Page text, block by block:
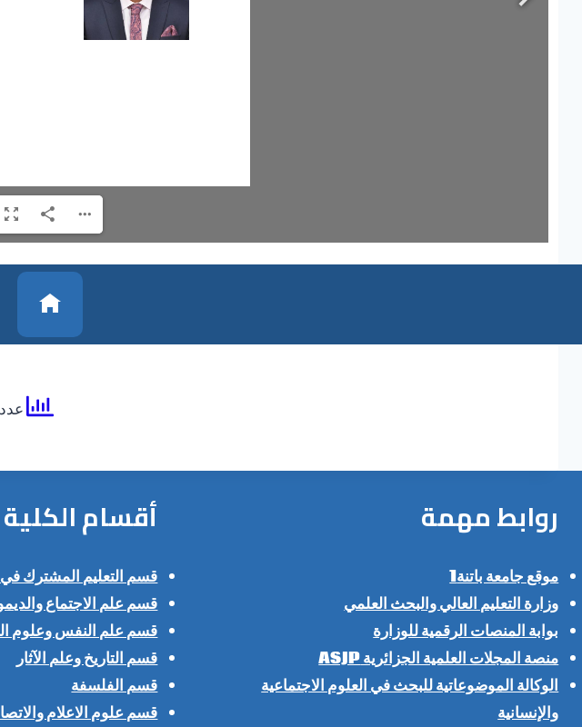
عدد
روابط مهمة
موقع جامعة باتنة1
وزارة التعليم العالي والبحث العلمي
بوابة المنصات الرقمية للوزارة
منصة المجلات العلمية الجزائرية ASJP
الوكالة الموضوعاتية للبحث في العلوم الاجتماعية
والإنسانية
أقسام الكلية
قسم التعليم المشترك في
قسم علم الاجتماع
قسم علم النفس وعلوم
قسم التاريخ وعلم الآثار
قسم الفلسفة
قسم علوم الاعلام